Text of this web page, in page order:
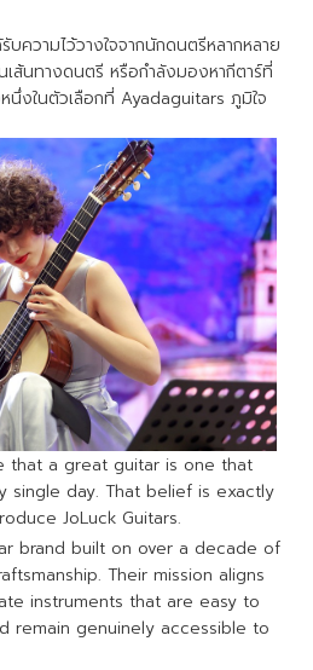
ความไว้วางใจจากนักดนตรีหลากหลาย
ส้นทางดนตรี หรือกำลังมองหากีตาร์ที่
นึ่งในตัวเลือกที่ Ayadaguitars ภูมิใจ
that a great guitar is one that
single day. That belief is exactly
JoLuck Guitars.
brand built on over a decade of
Their mission aligns
instruments that are easy to
remain genuinely accessible to